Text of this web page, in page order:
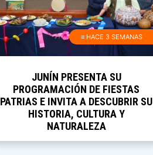
≡ HACE 3 SEMANAS
JUNÍN PRESENTA SU
PROGRAMACIÓN DE FIESTAS
PATRIAS E INVITA A DESCUBRIR SU
HISTORIA, CULTURA Y
NATURALEZA